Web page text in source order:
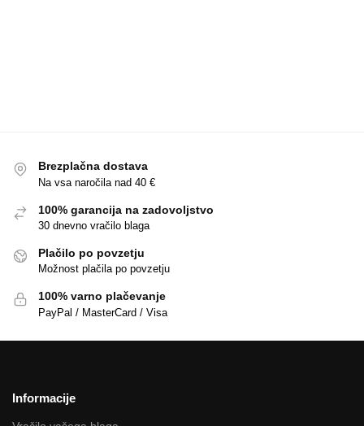
Brezplačna dostava
Na vsa naročila nad 40 €
100% garancija na zadovoljstvo
30 dnevno vračilo blaga
Plačilo po povzetju
Možnost plačila po povzetju
100% varno plačevanje
PayPal / MasterCard / Visa
Informacije